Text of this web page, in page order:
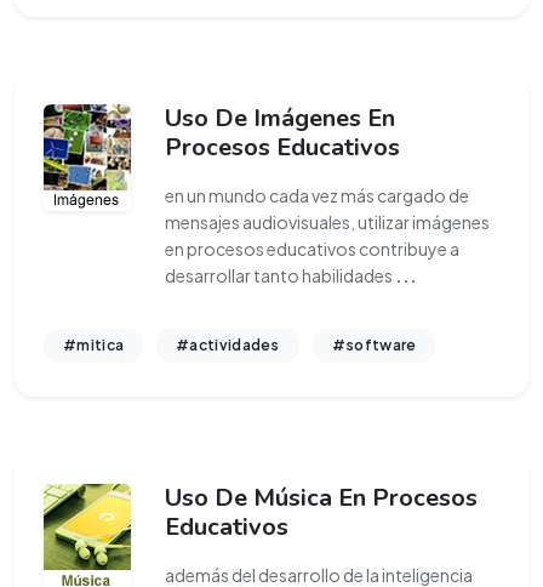
Uso De Imágenes En
Procesos Educativos
en un mundo cada vez más cargado de
mensajes audiovisuales, utilizar imágenes
en procesos educativos contribuye a
desarrollar tanto habilidades ...
#mitica #actividades #software
Uso De Música En Procesos
Educativos
además del desarrollo de la inteligencia